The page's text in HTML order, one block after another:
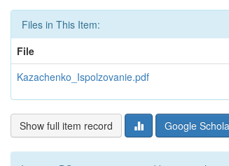
Files in This Item:
File
Kazachenko_Ispolzovanie.pdf
Show full item record Google